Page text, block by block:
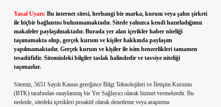
Yasal Uyarı: Bu internet sitesi, herhangi bir marka, kurum veya şahıs şirketi
ile hiçbir bağlantısı bulunmamaktadır. Sitede yalnızca kendi hazırladığımız
makaleler paylaşılmaktadır. Burada yer alan içerikler haber niteliği
taşımamakta olup, gerçek kurum ve kişiler hakkında paylaşım
yapılmamaktadır. Gerçek kurum ve kişiler ile isim benzerlikleri tamamen
tesadüfidir. Sitemizdeki bilgiler taslak halindedir ve tavsiye niteliği
taşımazlar.
Sitemiz, 5651 Sayılı Kanun gereğince Bilgi Teknolojileri ve İletişim Kurumu
(BTK) tarafından onaylanmış bir Yer Sağlayıcı olarak hizmet vermektedir. Bu
nedenle, sitedeki içerikleri proaktif olarak denetleme veya araştırma